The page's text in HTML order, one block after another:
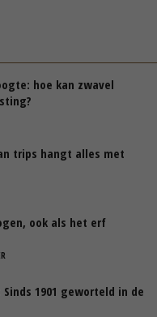
hoe kan zwavel
trips hangt alles met
ook als het erf
1901 geworteld in de